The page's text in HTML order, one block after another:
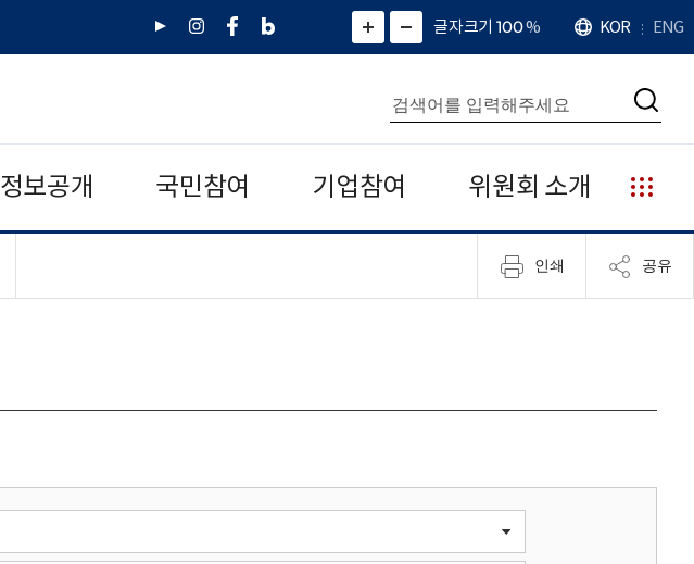
유
인
페
네
그
)
화
면
면
소
확
대
치
글자크기 100%
언
어
KOR ENG
통
합
검
색
검
정보공개 국민참여 기업참여 위원회 소개
누
리
집
안
인쇄 공유